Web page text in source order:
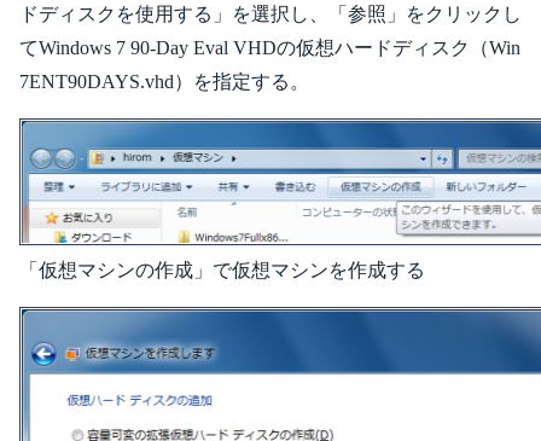
ドディスクを使用する」を選択し、「参照」をクリックし
てWindows 7 90-Day Eval VHDの仮想ハードディスク（Win
7ENT90DAYS.vhd）を指定する。
「仮想マシンの作成」で仮想マシンを作成する